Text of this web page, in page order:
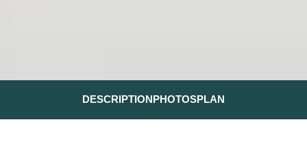
DESCRIPTIONPHOTOSPLAN